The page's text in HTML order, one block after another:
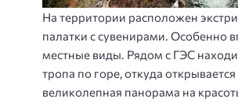
На территории расположен
палатки с сувенирами. Особенно
местные виды. Рядом с ГЭС
тропа по горе, откуда открывается
великолепная панорама на